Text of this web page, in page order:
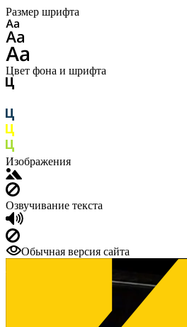
Размер шрифта
Цвет фона и шрифта
Изображения
Озвучивание текста
Обычная версия сайта